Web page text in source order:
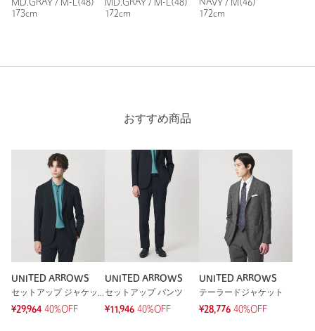
MD.GRAY / M-L(48)
173cm
MD.GRAY / M-L(48)
172cm
NAVY / M(46)
172cm
おすすめ商品
UNITED ARROWS
セットアップ ジャケット
¥29,964 40%OFF
UNITED ARROWS
セットアップ パンツ
¥11,946 40%OFF
UNITED ARROWS
テーラードジャケット
¥28,776 40%OFF